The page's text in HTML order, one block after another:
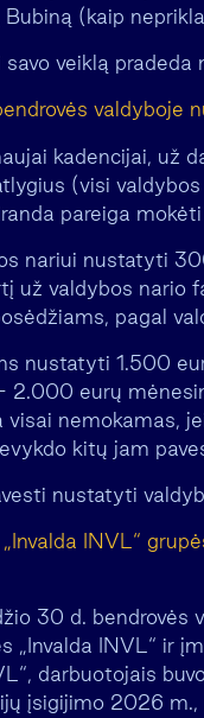
(kaip
veiklą pradeda
valdyboje
kadencijai, už
(visi
pareiga
nariui nustatyti
už valdybos nario
pagal
nustatyti 1.500
2.000 eurų
nemokamas,
kitų jam
nustatyti
INVL“
30 d. bendrovės
„Invalda INVL“ ir
darbuotojais
įsigijimo 2026